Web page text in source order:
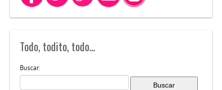
Todo, todito, todo…
Buscar: